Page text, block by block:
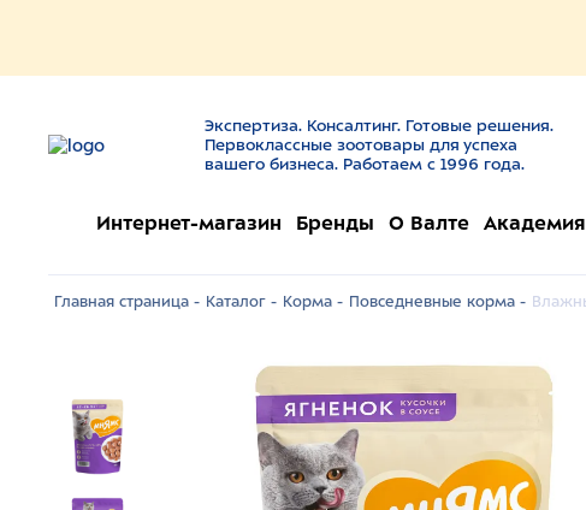
Экспертиза. Консалтинг. Готовые решения.
Первоклассные зоотовары для успеха
вашего бизнеса. Работаем с 1996 года.
Интернет-магазин Бренды О Валте
Главная страница - Каталог - Корма - Повседневные корма -